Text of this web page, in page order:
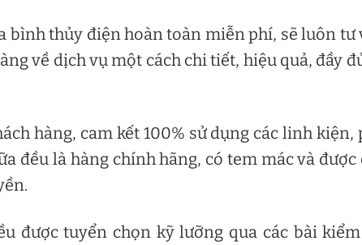
bình thủy điện hoàn toàn miễn phí, sẽ luôn tư
về dịch vụ một cách chi tiết, hiệu quả, đầy
hàng, cam kết 100% sử dụng các linh kiện,
đều là hàng chính hãng, có tem mác và được
được tuyển chọn kỹ lưỡng qua các bài